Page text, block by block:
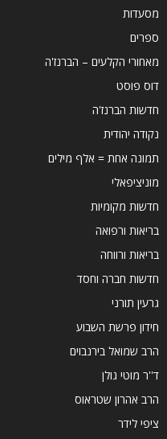
מסעדות
ספרים
מאחורי הקלעים – הברנז'ה
דוס פוסט
חדשות הברנז'ה
נקודה יהודית
תמונה אחת = אלף מילים
מוניציפאלי
חדשות מקומיות
בריאות ורפואה
בריאות ורווחה
חדשות חברה וחסד
גרעין תורני
חידון פרשת השבוע
הרב שמואל בירנבוים
ד''ר מוטי גולן
הרב אהרון שטראוס
ציפי לידר